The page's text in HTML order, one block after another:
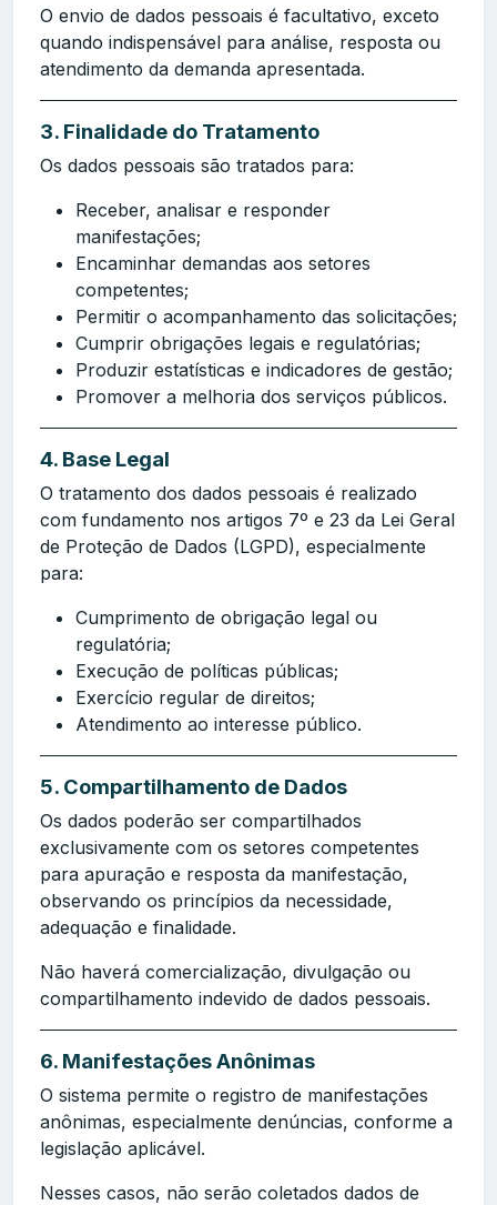
O envio de dados pessoais é facultativo, exceto
quando indispensável para análise, resposta ou
atendimento da demanda apresentada.
3. Finalidade do Tratamento
Os dados pessoais são tratados para:
Receber, analisar e responder
manifestações;
Encaminhar demandas aos setores
competentes;
Permitir o acompanhamento das solicitações;
Cumprir obrigações legais e regulatórias;
Produzir estatísticas e indicadores de gestão;
Promover a melhoria dos serviços públicos.
4. Base Legal
O tratamento dos dados pessoais é realizado
com fundamento nos artigos 7º e 23 da Lei Geral
de Proteção de Dados (LGPD), especialmente
para:
Cumprimento de obrigação legal ou
regulatória;
Execução de políticas públicas;
Exercício regular de direitos;
Atendimento ao interesse público.
5. Compartilhamento de Dados
Os dados poderão ser compartilhados
exclusivamente com os setores competentes
para apuração e resposta da manifestação,
observando os princípios da necessidade,
adequação e finalidade.
Não haverá comercialização, divulgação ou
compartilhamento indevido de dados pessoais.
6. Manifestações Anônimas
O sistema permite o registro de manifestações
anônimas, especialmente denúncias, conforme a
legislação aplicável.
Nesses casos, não serão coletados dados de